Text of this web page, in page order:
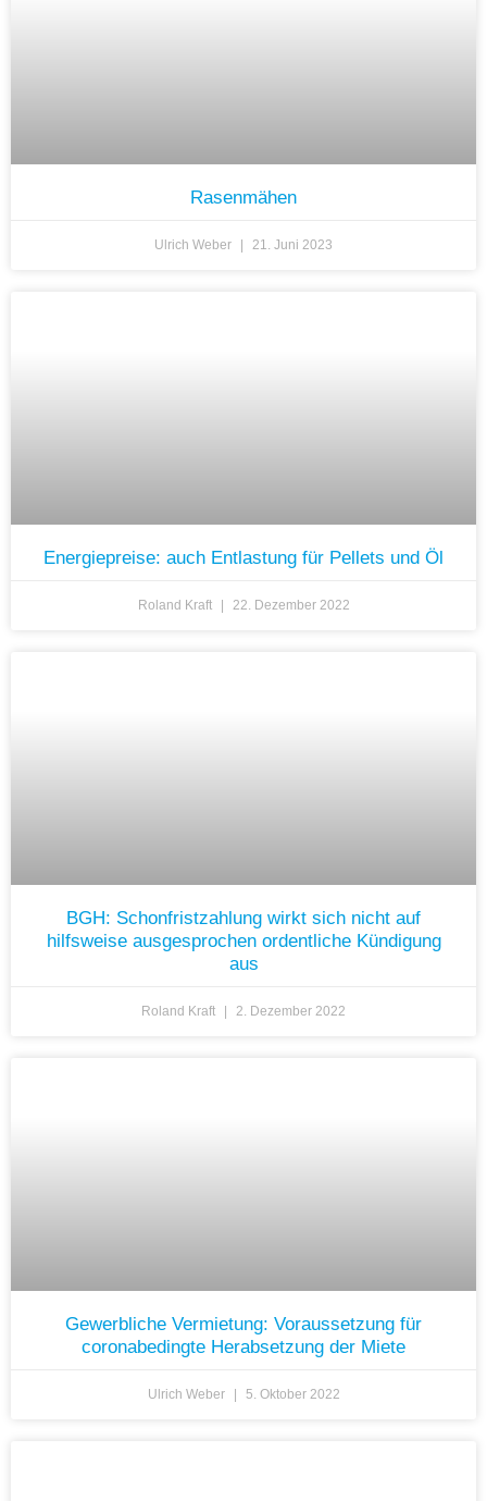
Rasenmähen
Ulrich Weber 21. Juni 2023
Energiepreise: auch Entlastung für Pellets und Öl
Roland Kraft 22. Dezember 2022
BGH: Schonfristzahlung wirkt sich nicht auf
hilfsweise ausgesprochen ordentliche Kündigung
aus
Roland Kraft 2. Dezember 2022
Gewerbliche Vermietung: Voraussetzung für
coronabedingte Herabsetzung der Miete
Ulrich Weber 5. Oktober 2022